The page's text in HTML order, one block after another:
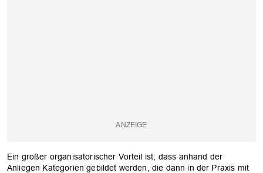
Ein großer organisatorischer Vorteil ist, dass anhand der
Anliegen Kategorien gebildet werden, die dann in der Praxis mit